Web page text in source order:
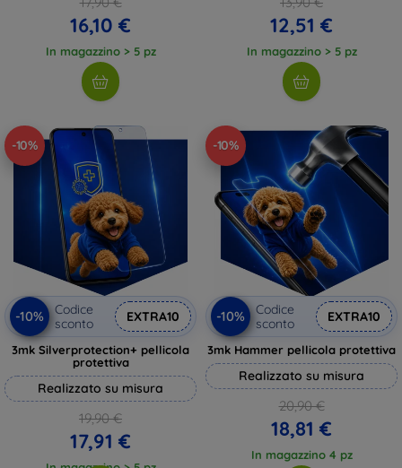
16,10 €
In magazzino > 5 pz
12,51 €
In magazzino > 5 pz
-10%
-10%
Codice
sconto
EXTRA10
3mk Silverprotection+ pellicola
protettiva
Realizzato su misura
19,90 €
17,91 €
-10%
-10%
Codice
sconto
EXTRA10
3mk Hammer pellicola protettiva
Realizzato su misura
20,90 €
18,81 €
In magazzino 4 pz